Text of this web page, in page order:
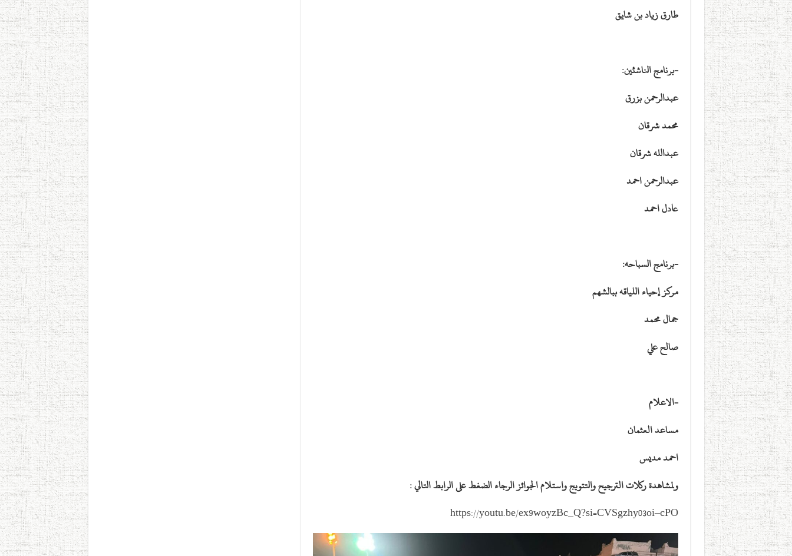
طارق زياد بن شايق
-برنامج الناشئين:
عبدالرحمن بزرق
محمد شرقان
عبدالله شرقان
عبدالرحمن احمد
عادل احمد
-برنامج السباحه:
مركز إحياء اللياقه ببالشهم
جمال محمد
صالح علي
-الاعلام
مساعد العثمان
احمد مديس
ولمشاهدة ركلات الترجيح والتتويج واستلام الجوائز الرجاء الضغط على الرابط التالي :
https://youtu.be/ex9woyzBc_Q?si=CVSgzhy03oi–cPO